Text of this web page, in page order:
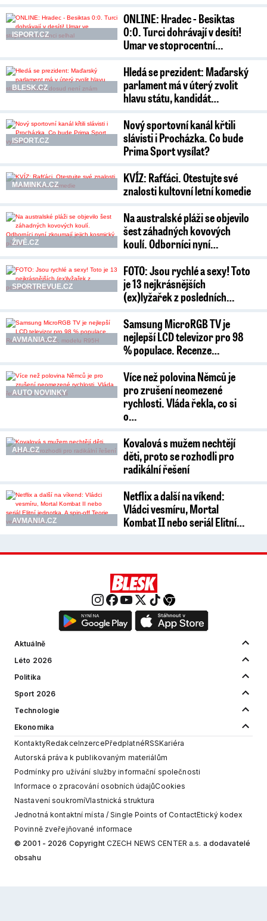
ISPORT.CZ
ONLINE: Hradec - Besiktas
0:0. Turci dohrávají v desíti!
Umar ve stoprocentní…
BLESK.CZ
Hledá se prezident: Maďarský
parlament má v úterý zvolit
hlavu státu, kandidát…
ISPORT.CZ
Nový sportovní kanál křtili
slávisti i Procházka. Co bude
Prima Sport vysílat?
MAMINKA.CZ
KVÍZ: Rafťáci. Otestujte své
znalosti kultovní letní komedie
ŽIVĚ.CZ
Na australské pláži se objevilo
šest záhadných kovových
koulí. Odborníci nyní…
SPORTREVUE.CZ
FOTO: Jsou rychlé a sexy! Toto
je 13 nejkrásnějších
(ex)lyžařek z posledních…
AVMANIA.CZ
Samsung MicroRGB TV je
nejlepší LCD televizor pro 98
% populace. Recenze…
AUTO NOVINKY
Více než polovina Němců je
pro zrušení neomezené
rychlosti. Vláda řekla, co si
o…
AHA.CZ
Kovalová s mužem nechtějí
děti, proto se rozhodli pro
radikální řešení
AVMANIA.CZ
Netflix a další na víkend:
Vládci vesmíru, Mortal
Kombat II nebo seriál Elitní…
Aktuálně
Léto 2026
Politika
Sport 2026
Technologie
Ekonomika
KontaktyRedakceInzercePředplatnéRSSKariéra
Autorská práva k publikovaným materiálům
Podmínky pro užívání služby informační společnosti
Informace o zpracování osobních údajůCookies
Nastavení soukromíVlastnická struktura
Jednotná kontaktní místa / Single Points of ContactEtický kodex
Povinně zveřejňované informace
© 2001 - 2026 Copyright CZECH NEWS CENTER a.s. a dodavatelé
obsahu